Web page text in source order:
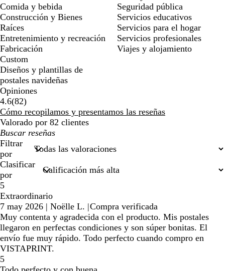
Comida y bebida
Construcción y Bienes
Raíces
Entretenimiento y recreación
Fabricación
Seguridad pública
Servicios educativos
Servicios para el hogar
Servicios profesionales
Viajes y alojamiento
Custom
Diseños y plantillas de
postales navideñas
Opiniones
4.6(8282
reseñas
)
Cómo recopilamos y presentamos las reseñas
Valorado por 82 clientes
Mis
búsquedas
Filtrar
por
Clasificar
por
5
Extraordinario
7 may 2026 | Noëlle L. |Compra verificada
Muy contenta y agradecida con el producto. Mis postales
llegaron en perfectas condiciones y son súper bonitas. El
envío fue muy rápido. Todo perfecto cuando compro en
VISTAPRINT.
5